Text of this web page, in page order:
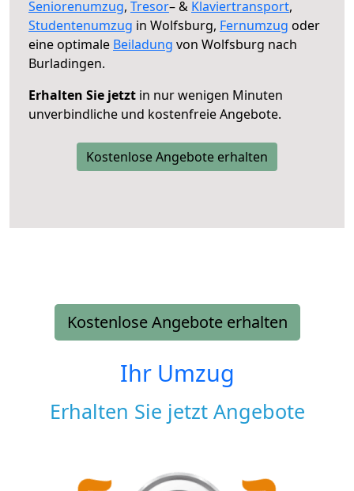
Seniorenumzug, Tresor– & Klaviertransport,
Studentenumzug in Wolfsburg, Fernumzug oder
eine optimale Beiladung von Wolfsburg nach
Burladingen.
Erhalten Sie jetzt in nur wenigen Minuten
unverbindliche und kostenfreie Angebote.
Kostenlose Angebote erhalten
Kostenlose Angebote erhalten
Ihr Umzug
Erhalten Sie jetzt Angebote